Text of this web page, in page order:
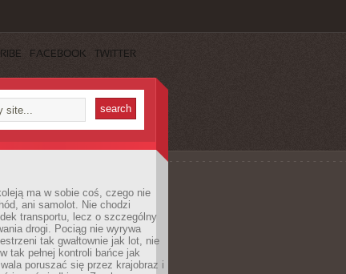
FACEBOOK TWITTER
ma w sobie coś, czego nie
ani samolot. Nie chodzi
transportu, lecz o szczególny
drogi. Pociąg nie wyrywa
tak gwałtownie jak lot, nie
tak pełnej kontroli bańce jak
poruszać się przez krajobraz i